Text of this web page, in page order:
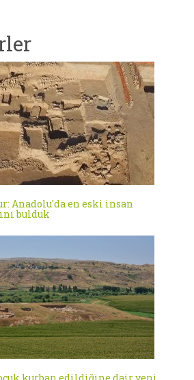
Anadolu'da en eski insan
bulduk